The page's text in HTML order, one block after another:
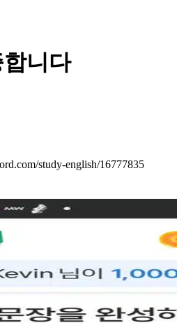
니다
study-english/16777835